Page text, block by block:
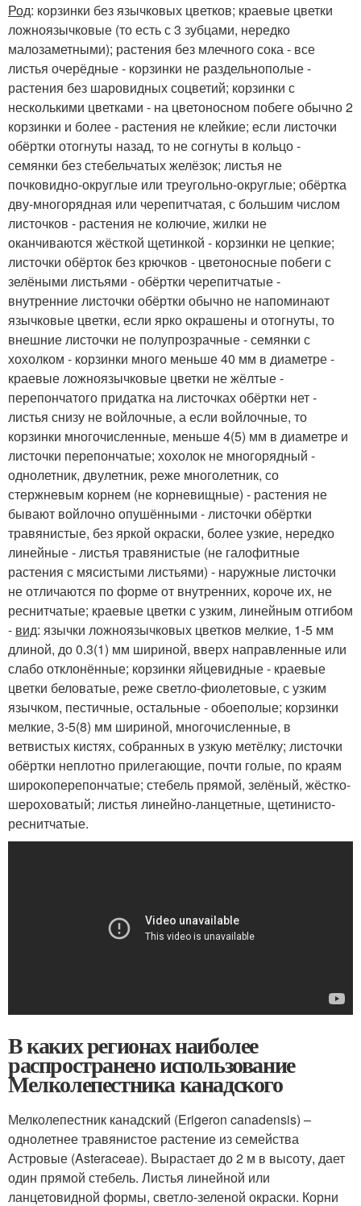
Род: корзинки без язычковых цветков; краевые цветки
ложноязычковые (то есть с 3 зубцами, нередко
малозаметными); растения без млечного сока - все
листья очерёдные - корзинки не раздельнополые -
растения без шаровидных соцветий; корзинки с
несколькими цветками - на цветоносном побеге обычно 2
корзинки и более - растения не клейкие; если листочки
обёртки отогнуты назад, то не согнуты в кольцо -
семянки без стебельчатых желёзок; листья не
почковидно-округлые или треугольно-округлые; обёртка
дву-многорядная или черепитчатая, с большим числом
листочков - растения не колючие, жилки не
оканчиваются жёсткой щетинкой - корзинки не цепкие;
листочки обёрток без крючков - цветоносные побеги с
зелёными листьями - обёртки черепитчатые -
внутренние листочки обёртки обычно не напоминают
язычковые цветки, если ярко окрашены и отогнуты, то
внешние листочки не полупрозрачные - семянки с
хохолком - корзинки много меньше 40 мм в диаметре -
краевые ложноязычковые цветки не жёлтые -
перепончатого придатка на листочках обёртки нет -
листья снизу не войлочные, а если войлочные, то
корзинки многочисленные, меньше 4(5) мм в диаметре и
листочки перепончатые; хохолок не многорядный -
однолетник, двулетник, реже многолетник, со
стержневым корнем (не корневищные) - растения не
бывают войлочно опушёнными - листочки обёртки
травянистые, без яркой окраски, более узкие, нередко
линейные - листья травянистые (не галофитные
растения с мясистыми листьями) - наружные листочки
не отличаются по форме от внутренних, короче их, не
реснитчатые; краевые цветки с узким, линейным отгибом
- вид: язычки ложноязычковых цветков мелкие, 1-5 мм
длиной, до 0.3(1) мм шириной, вверх направленные или
слабо отклонённые; корзинки яйцевидные - краевые
цветки беловатые, реже светло-фиолетовые, с узким
язычком, пестичные, остальные - обоеполые; корзинки
мелкие, 3-5(8) мм шириной, многочисленные, в
ветвистых кистях, собранных в узкую метёлку; листочки
обёртки неплотно прилегающие, почти голые, по краям
широкоперепончатые; стебель прямой, зелёный, жёстко-
шероховатый; листья линейно-ланцетные, щетинисто-
реснитчатые.
В каких регионах наиболее
распространено использование
Мелколепестника канадского
Мелколепестник канадский (Erigeron canadensis) –
однолетнее травянистое растение из семейства
Астровые (Asteraceae). Вырастает до 2 м в высоту, дает
один прямой стебель. Листья линейной или
ланцетовидной формы, светло-зеленой окраски. Корни